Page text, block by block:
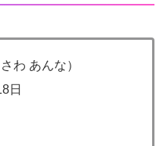
わ あんな）
日